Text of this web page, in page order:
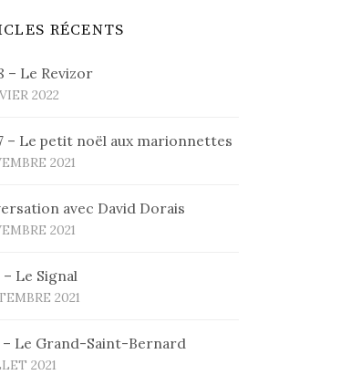
RÉCENTS
– Le Revizor
2022
– Le petit noël aux marionnettes
2021
avec David Dorais
2021
– Le Signal
2021
– Le Grand-Saint-Bernard
2021